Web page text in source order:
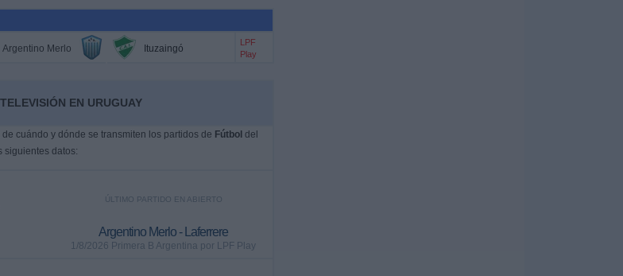
Argentino Merlo Ituzaingó
LPF
Play
EN URUGUAY
cuándo y dónde se transmiten los partidos de Fútbol del
siguientes datos:
ÚLTIMO PARTIDO EN ABIERTO
Argentino Merlo - Laferrere
1/8/2026 Primera B Argentina por LPF Play